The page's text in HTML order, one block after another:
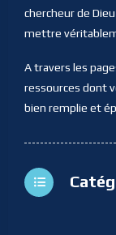
chercheur de
mettre
A travers les
ressources dont
bien remplie et